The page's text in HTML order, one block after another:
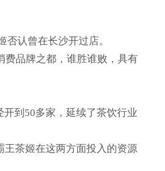
认曾在长沙开过店。
费品牌之都，谁胜谁败，具有
到50多家，延续了茶饮行业
王茶姬在这两方面投入的资源